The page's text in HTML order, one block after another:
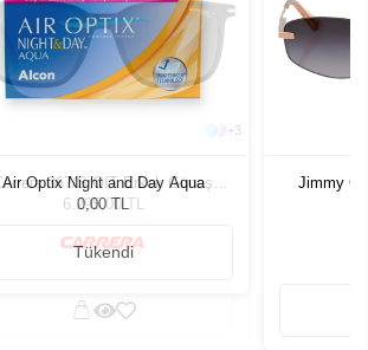
Air Optix Night and Day Aqua
0,00 TL
Tükendi
Jimmy